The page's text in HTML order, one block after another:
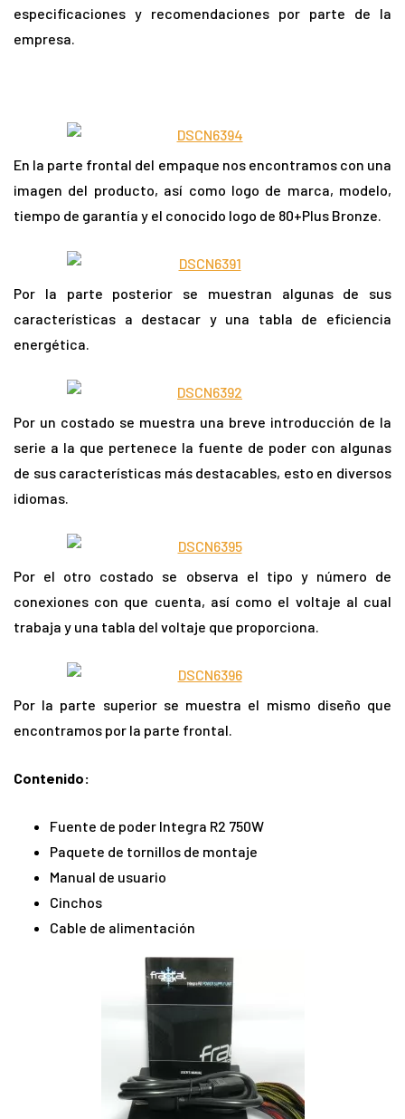
especificaciones y recomendaciones por parte de la
empresa.
En la parte frontal del empaque nos encontramos con una
imagen del producto, así como logo de marca, modelo,
tiempo de garantía y el conocido logo de 80+Plus Bronze.
Por la parte posterior se muestran algunas de sus
características a destacar y una tabla de eficiencia
energética.
Por un costado se muestra una breve introducción de la
serie a la que pertenece la fuente de poder con algunas
de sus características más destacables, esto en diversos
idiomas.
Por el otro costado se observa el tipo y número de
conexiones con que cuenta, así como el voltaje al cual
trabaja y una tabla del voltaje que proporciona.
Por la parte superior se muestra el mismo diseño que
encontramos por la parte frontal.
Contenido:
Fuente de poder Integra R2 750W
Paquete de tornillos de montaje
Manual de usuario
Cinchos
Cable de alimentación